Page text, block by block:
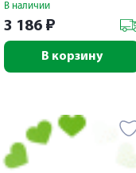
В наличии
3 186 ₽
В корзину